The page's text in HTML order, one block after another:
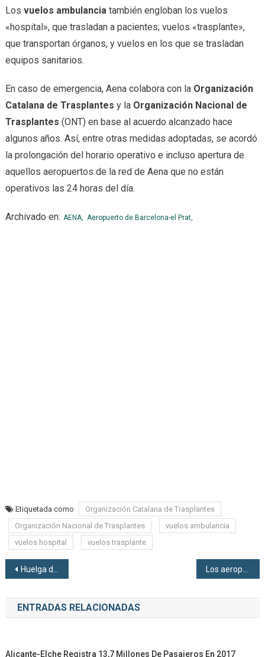
Los vuelos ambulanciatambién engloban los vuelos
«hospital», que trasladan a pacientes; vuelos «trasplante»,
que transportan órganos, y vuelos en los que se trasladan
equipos sanitarios.
En caso de emergencia, Aena colabora con la Organización
Catalana de Trasplantes y la Organización Nacional de
Trasplantes (ONT) en base al acuerdo alcanzado hace
algunos años. Así, entre otras medidas adoptadas, se acordó
la prolongación del horario operativo e incluso apertura de
aquellos aeropuertos de la red de Aena que no están
operativos las 24 horas del día.
Archivado en: AENA, Aeropuerto de Barcelona-el Prat,
Etiquetada como
Organización Catalana de Trasplantes
Organización Nacional de Trasplantes
vuelos ambulancia
vuelos hospital
vuelos trasplante
Navegación de entradas
Huelga de controladores en Francia
ENTRADAS RELACIONADAS
Alicante-Elche Registra 13,7 Millones De Pasajeros En 2017